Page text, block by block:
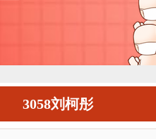
3058刘柯彤